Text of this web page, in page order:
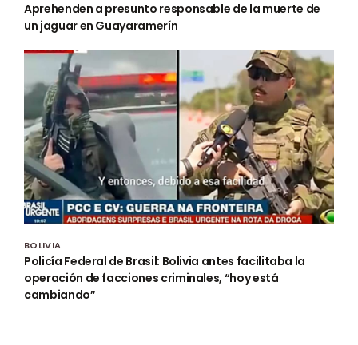
Aprehenden a presunto responsable de la muerte de
un jaguar en Guayaramerín
BOLIVIA
Policía Federal de Brasil: Bolivia antes facilitaba la
operación de facciones criminales, “hoy está
cambiando”